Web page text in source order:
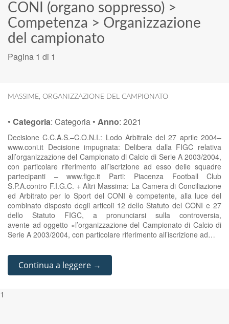
CONI (organo soppresso) >
Competenza > Organizzazione
del campionato
Pagina 1 di 1
MASSIME, ORGANIZZAZIONE DEL CAMPIONATO
• Categoria: Categoria • Anno: 2021
Decisione C.C.A.S.–C.O.N.I.: Lodo Arbitrale del 27 aprile 2004–
www.coni.it Decisione impugnata: Delibera dalla FIGC relativa
all’organizzazione del Campionato di Calcio di Serie A 2003/2004,
con particolare riferimento all’iscrizione ad esso delle squadre
partecipanti – www.figc.it Parti: Piacenza Football Club
S.P.A.contro F.I.G.C. + Altri Massima: La Camera di Conciliazione
ed Arbitrato per lo Sport del CONI è competente, alla luce del
combinato disposto degli articoli 12 dello Statuto del CONI e 27
dello Statuto FIGC, a pronunciarsi sulla controversia,
avente ad oggetto «l’organizzazione del Campionato di Calcio di
Serie A 2003/2004, con particolare riferimento all’iscrizione ad…
Continua a leggere →
1